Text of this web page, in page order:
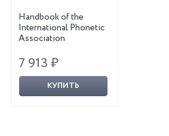
Handbook of the
International Phonetic
Association
7 913 ₽
КУПИТЬ